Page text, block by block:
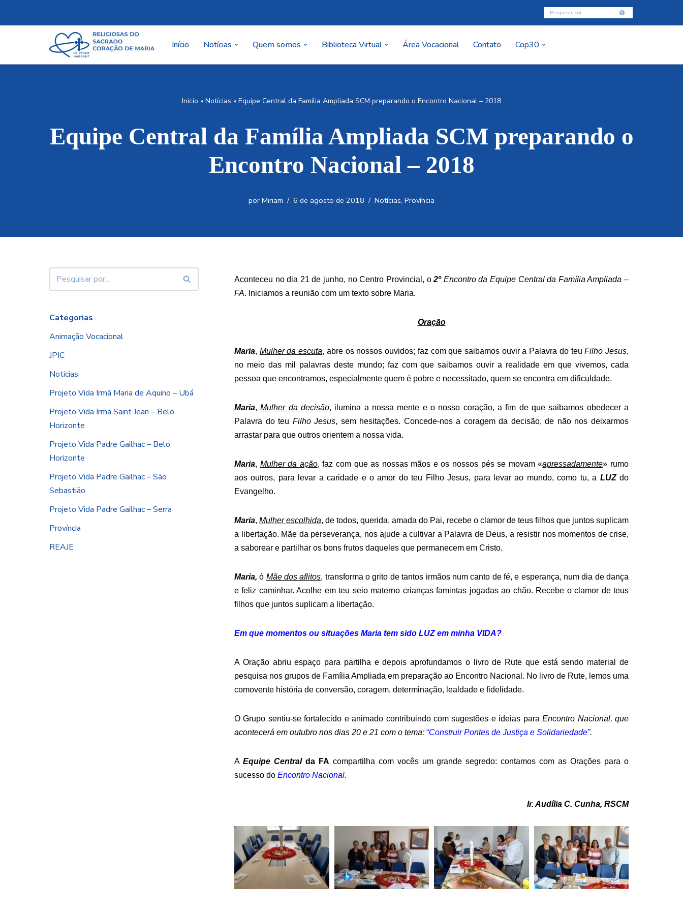
Pular
Início Notícias Quem somos Biblioteca Virtual Área Vocacional Contato Cop30
Início » Notícias » Equipe Central da Família Ampliada SCM preparando o Encontro Nacional – 2018
Equipe Central da Família Ampliada SCM preparando o
Encontro Nacional – 2018
por Miriam 6 de agosto de 2018 Notícias, Província
Categorias
Animação Vocacional
JPIC
Notícias
Projeto Vida Irmã Maria de Aquino – Ubá
Projeto Vida Irmã Saint Jean – Belo
Horizonte
Projeto Vida Padre Gailhac – Belo
Horizonte
Projeto Vida Padre Gailhac – São
Sebastião
Projeto Vida Padre Gailhac – Serra
Província
REAJE
Aconteceu no dia 21 de junho, no Centro Provincial, o2º Encontro da Equipe Central da Família Ampliada –
FA. Iniciamos a reunião com um texto sobre Maria.
Oração
Maria, Mulher da escuta, abre os nossos ouvidos; faz com que saibamos ouvir a Palavra do teuFilho Jesus,
no meio das mil palavras deste mundo; faz com que saibamos ouvir a realidade em que vivemos, cada
pessoa que encontramos, especialmente quem é pobre e necessitado, quem se encontra em dificuldade.
Maria,Mulher da decisão, ilumina a nossa mente e o nosso coração, a fim de que saibamos obedecer a
Palavra do teu Filho Jesus, sem hesitações. Concede-nos a coragem da decisão, de não nos deixarmos
arrastar para que outros orientem a nossa vida.
Maria, Mulher da ação, faz com que as nossas mãos e os nossos pés se movam «apressadamente» rumo
aos outros, para levar a caridade e o amor do teu Filho Jesus, para levar ao mundo, como tu, a LUZdo
Evangelho.
Maria,Mulher escolhida, de todos, querida, amada do Pai, recebe o clamor de teus filhos que juntos suplicam
a libertação. Mãe da perseverança, nos ajude a cultivar a Palavra de Deus, a resistir nos momentos de crise,
a saborear e partilhar os bons frutos daqueles que permanecem em Cristo.
Maria, ó Mãe dos aflitos, transforma o grito de tantos irmãos num canto de fé, e esperança, num dia de dança
e feliz caminhar. Acolhe em teu seio materno crianças famintas jogadas ao chão. Recebe o clamor de teus
filhos que juntos suplicam a libertação.
Em que momentos ou situações Maria tem sido LUZ em minha VIDA?
A Oração abriu espaço para partilha e depois aprofundamos o livro de Rute que está sendo material de
pesquisa nos grupos de Família Ampliada em preparação ao Encontro Nacional. No livro de Rute, lemos uma
comovente história de conversão, coragem, determinação, lealdade e fidelidade.
O Grupo sentiu-se fortalecido e animado contribuindo com sugestões e ideias paraEncontro Nacional,que
acontecerá em outubro nos dias 20 e 21 com o tema: “Construir Pontes de Justiça e Solidariedade”.
A Equipe Central da FA compartilha com vocês um grande segredo: contamos com as Orações para o
sucesso do Encontro Nacional.
Ir. Audília C. Cunha, RSCM